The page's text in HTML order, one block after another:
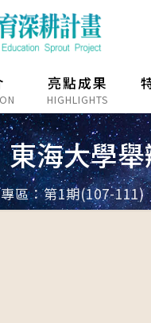
亮點成果
HIGHLIGHTS
東海大學
區：第1期(107-111)